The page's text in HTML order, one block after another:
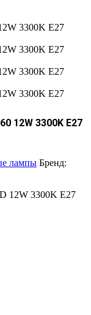
12W 3300K E27
лампы Бренд:
12W 3300K E27